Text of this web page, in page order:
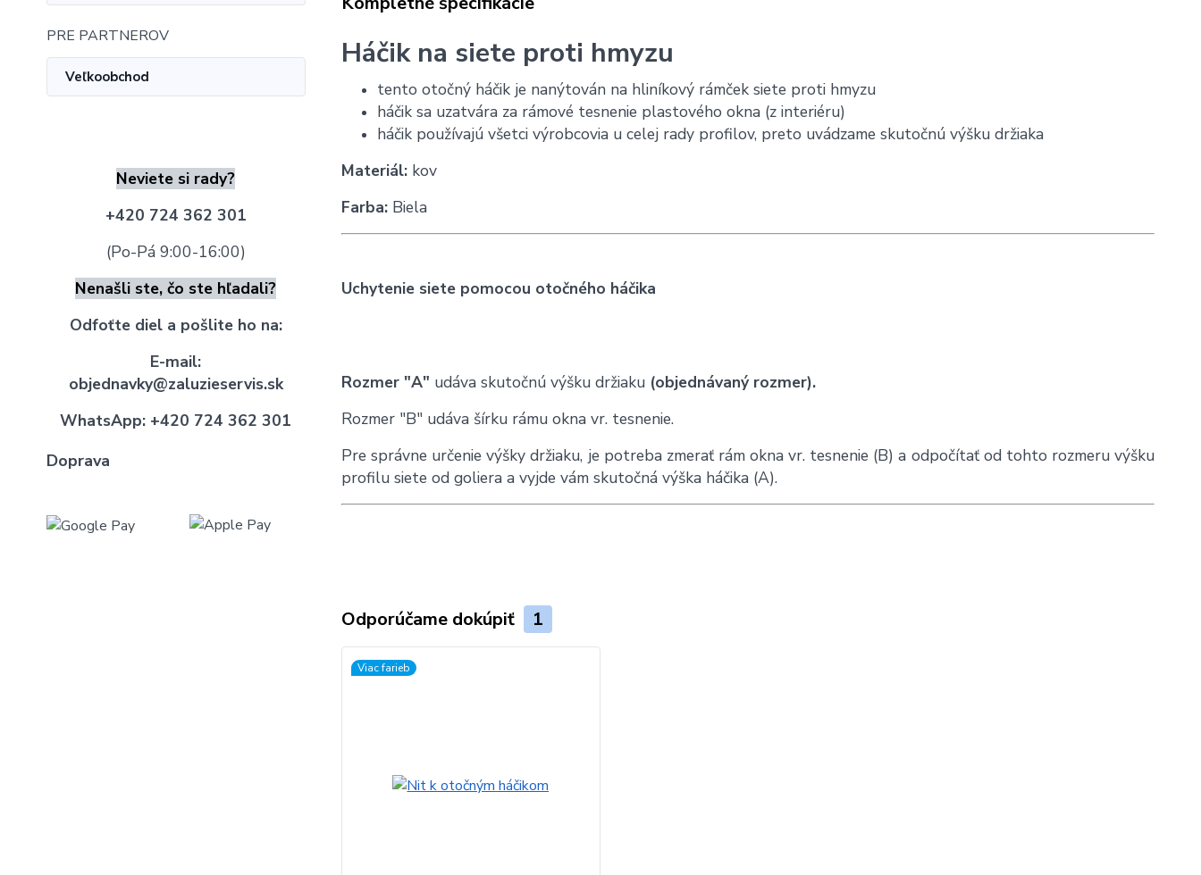
PRE PARTNEROV
Veľkoobchod
Neviete si rady?
+420 724 362 301
(Po-Pá 9:00-16:00)
Nenašli ste, čo ste hľadali?
Odfoťte diel a pošlite ho na:
E-mail:
objednavky@zaluzieservis.sk
WhatsApp: +420 724 362 301
Doprava
Háčik na siete proti hmyzu
tento otočný háčik je nanýtován na hliníkový rámček siete proti hmyzu
háčik sa uzatvára za rámové tesnenie plastového okna (z interiéru)
háčik používajú všetci výrobcovia u celej rady profilov, preto uvádzame skutočnú výšku držiaka
Materiál:kov
Farba:Biela
Uchytenie siete pomocou otočného háčika
Rozmer "A" udáva skutočnú výšku držiaku (objednávaný rozmer).
Rozmer "B" udáva šírku rámu okna vr. tesnenie.
Pre správne určenie výšky držiaku, je potreba zmerať rám okna vr. tesnenie (B) a odpočítať od tohto rozmeru výšku
profilu siete od goliera a vyjde vám skutočná výška háčika (A).
Odporúčame dokúpiť 1
Viac farieb